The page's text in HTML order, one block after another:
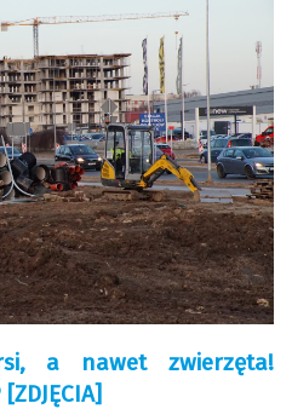
a nawet zwierzęta!